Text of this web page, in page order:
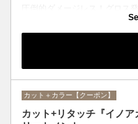
い処方のイノアオイルカラー
カット＋カラー【クーポン】
カット+リタッチ『イノ